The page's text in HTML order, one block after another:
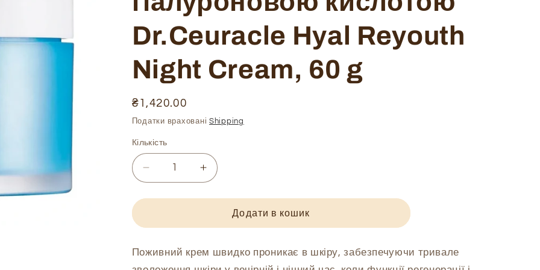
Dr.Ceuracle Hyal Reyouth
Night Cream, 60 g
Ціна
звичайна
₴1,420.00
Податки враховані Shipping
Кількість
Зменшити
кількість
Зволожуючий
крем-
з
гіалуроновою
Збільшити
кількість
Зволожуючий
нічний
крем-
з
гіалуроновою
Додати в кошик
Поживний крем швидко проникає в шкіру, забезпечуючи тривале